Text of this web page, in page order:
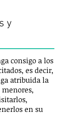
y
consigo a los
es decir,
atribuida la
menores,
en su